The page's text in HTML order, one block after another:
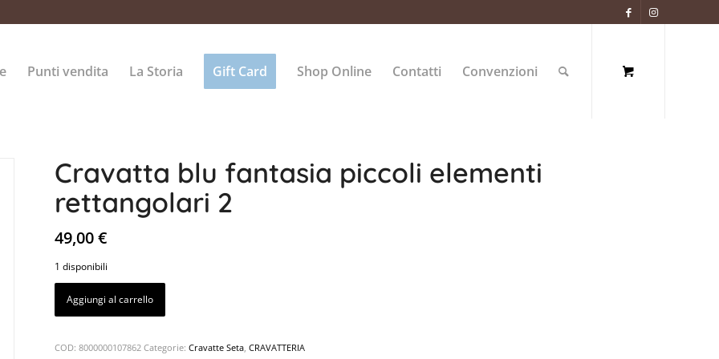
Punti vendita La Storia Gift Card Shop Online Contatti Convenzioni
Cravatta blu fantasia piccoli elementi
rettangolari 2
49,00€
1 disponibili
Aggiungi al carrello
COD:8000000107862 Categorie:Cravatte Seta,CRAVATTERIA